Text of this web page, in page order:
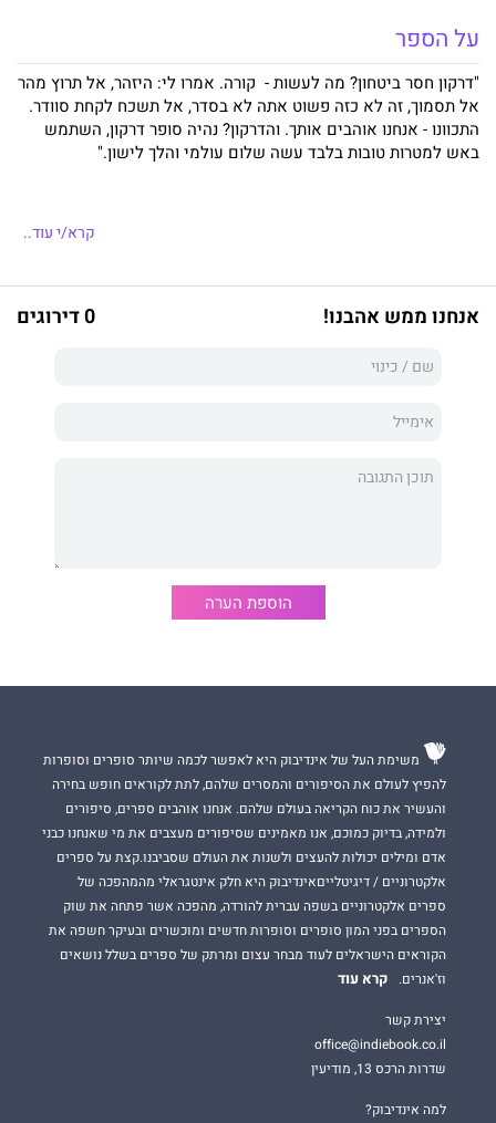
על הספר
"דרקון חסר ביטחון? מה לעשות - קורה. אמרו לי: היזהר, אל תרוץ מהר
אל תסמוך, זה לא כזה פשוט אתה לא בסדר, אל תשכח לקחת סוודר.
התכוונו - אנחנו אוהבים אותך. והדרקון? נהיה סופר דרקון, השתמש
באש למטרות טובות בלבד עשה שלום עולמי והלך לישון."
קרא/י עוד..
אנחנו ממש אהבנו! 0 דירוגים
הוספת הערה
משימת העל של אינדיבוק היא לאפשר לכמה שיותר סופרים וסופרות
להפיץ לעולם את הסיפורים והמסרים שלהם, לתת לקוראים חופש בחירה
והעשיר את כוח הקריאה בעולם שלהם. אנחנו אוהבים ספרים, סיפורים
ולמידה, בדיוק כמוכם, אנו מאמינים שסיפורים מעצבים את מי שאנחנו כבני
אדם ומילים יכולות להעצים ולשנות את העולם שסביבנו.קצת על ספרים
אלקטרוניים / דיגיטלייםאינדיבוק היא חלק אינטגראלי מהמהפכה של
ספרים אלקטרוניים בשפה עברית להורדה, מהפכה אשר פתחה את שוק
הספרים בפני המון סופרים וסופרות חדשים ומוכשרים ובעיקר חשפה את
הקוראים הישראלים לעוד מבחר עצום ומרתק של ספרים בשלל נושאים
וז'אנרים.
קרא עוד
יצירת קשר
office@indiebook.co.il
שדרות הרכס 13, מודיעין
למה אינדיבוק?